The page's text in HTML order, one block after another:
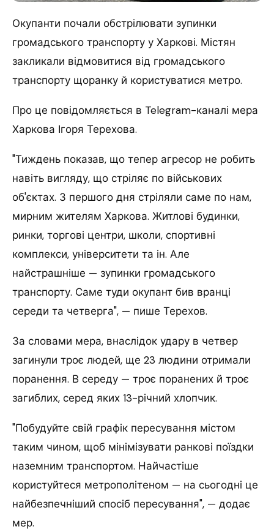
Окупанти почали обстрілювати зупинки
громадського транспорту у Харкові. Містян
закликали відмовитися від громадського
транспорту щоранку й користуватися метро.
Про це повідомляється в Telegram-каналі мера
Харкова Ігоря Терехова.
"Тиждень показав, що тепер агресор не робить
навіть вигляду, що стріляє по військових
об'єктах. З першого дня стріляли саме по нам,
мирним жителям Харкова. Житлові будинки,
ринки, торгові центри, школи, спортивні
комплекси, університети та ін. Але
найстрашніше — зупинки громадського
транспорту. Саме туди окупант бив вранці
середи та четверга", — пише Терехов.
За словами мера, внаслідок удару в четвер
загинули троє людей, ще 23 людини отримали
поранення. В середу — троє поранених й троє
загиблих, серед яких 13-річний хлопчик.
"Побудуйте свій графік пересування містом
таким чином, щоб мінімізувати ранкові поїздки
наземним транспортом. Найчастіше
користуйтеся метрополітеном — на сьогодні це
найбезпечніший спосіб пересування", — додає
мер.